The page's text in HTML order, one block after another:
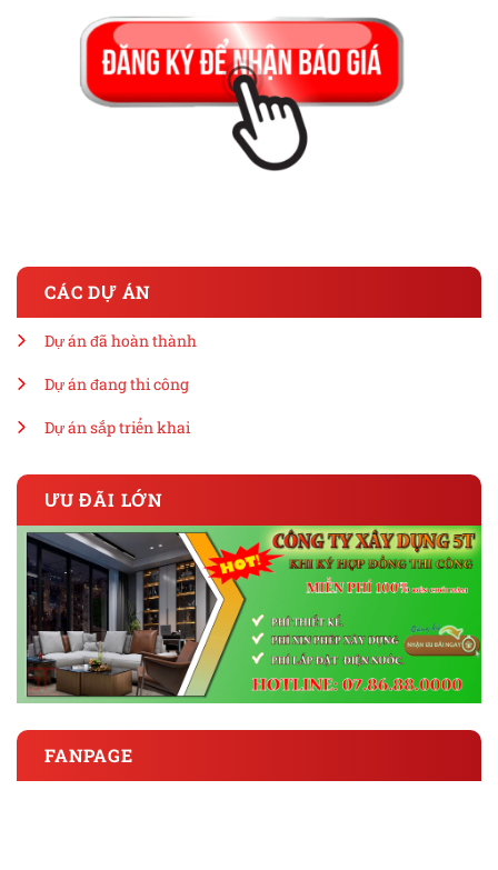
CÁC DỰ ÁN
Dự án đã hoàn thành
Dự án đang thi công
Dự án sắp triển khai
ƯU ĐÃI LỚN
FANPAGE